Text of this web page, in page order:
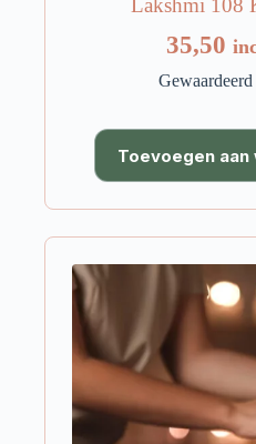
Lakshmi 108
35,50
Gewaardeerd
Toevoegen